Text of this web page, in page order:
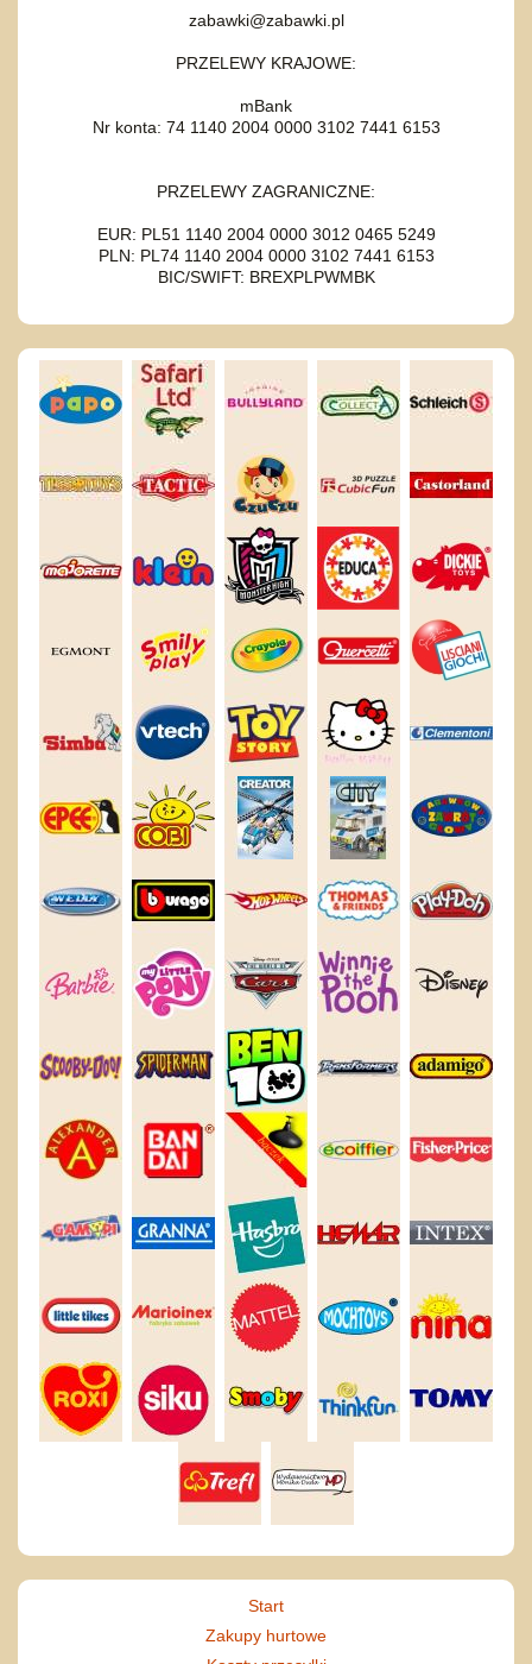
zabawki@zabawki.pl
PRZELEWY KRAJOWE:
mBank
Nr konta: 74 1140 2004 0000 3102 7441 6153
PRZELEWY ZAGRANICZNE:
EUR: PL51 1140 2004 0000 3012 0465 5249
PLN: PL74 1140 2004 0000 3102 7441 6153
BIC/SWIFT: BREXPLPWMBK
Start
Zakupy hurtowe